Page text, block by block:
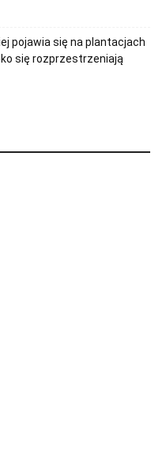
pojawia się na plantacjach
się rozprzestrzeniają